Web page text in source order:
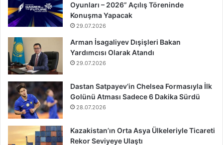
Oyunları – 2026” Açılış Töreninde
Konuşma Yapacak
29.07.2026
Arman İsagaliyev Dışişleri Bakan
Yardımcısı Olarak Atandı
29.07.2026
Dastan Satpayev’in Chelsea Formasıyla İlk
Golünü Atması Sadece 6 Dakika Sürdü
28.07.2026
Kazakistan’ın Orta Asya Ülkeleriyle Ticareti
Rekor Seviyeye Ulaştı